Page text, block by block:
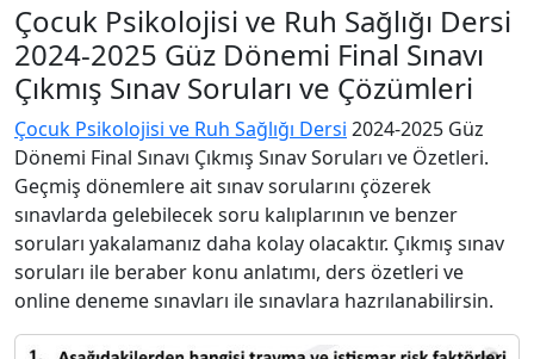
Çocuk Psikolojisi ve Ruh Sağlığı Dersi
2024-2025 Güz Dönemi Final Sınavı
Çıkmış Sınav Soruları ve Çözümleri
Çocuk Psikolojisi ve Ruh Sağlığı Dersi 2024-2025 Güz
Dönemi Final Sınavı Çıkmış Sınav Soruları ve Özetleri.
Geçmiş dönemlere ait sınav sorularını çözerek
sınavlarda gelebilecek soru kalıplarının ve benzer
soruları yakalamanız daha kolay olacaktır. Çıkmış sınav
soruları ile beraber konu anlatımı, ders özetleri ve
online deneme sınavları ile sınavlara hazrılanabilirsin.